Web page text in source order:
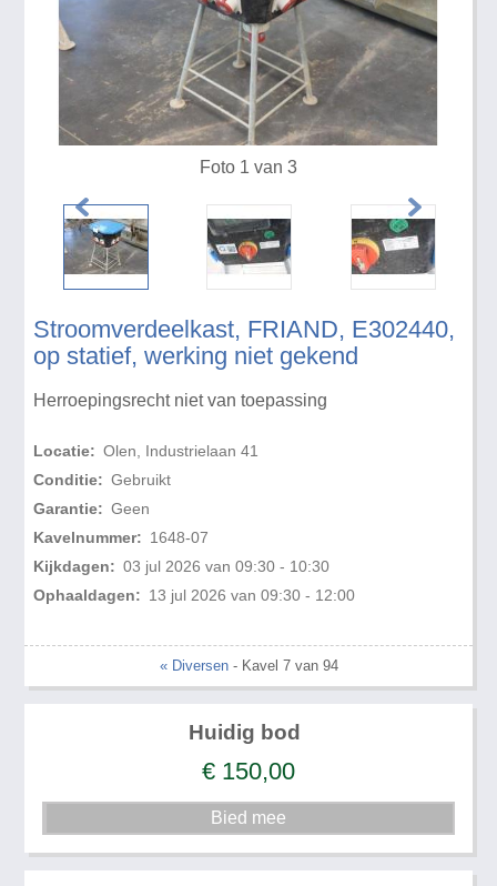
Stroomverdeelkast, FRIAND, E302440,
op statief, werking niet gekend
Herroepingsrecht niet van toepassing
Locatie: Olen, Industrielaan 41
Conditie: Gebruikt
Garantie: Geen
Kavelnummer: 1648-07
Kijkdagen: 03 jul 2026 van 09:30 - 10:30
Ophaaldagen: 13 jul 2026 van 09:30 - 12:00
Foto 1 van 3
« Diversen- Kavel 7 van 94
Huidig bod
€ 150,00